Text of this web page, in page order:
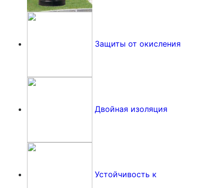
Защиты от окисления
Двойная изоляция
Устойчивость к